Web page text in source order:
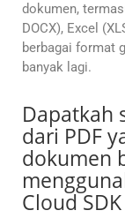
dokumen,
DOCX), Excel
berbagai format
banyak lagi.
Dapatkah
dari PDF
dokumen
Cloud